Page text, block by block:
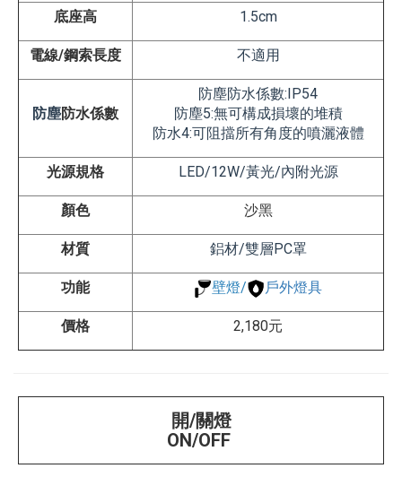
底座高 1.5cm
電線/鋼索長度 不適用
防塵防水係數
防塵防水係數:IP54
防塵5:無可構成損壞的堆積
防水4:可阻擋所有角度的噴灑液體
光源規格 LED/12W/黃光/內附光源
顏色 沙黑
材質 鋁材/雙層PC罩
功能 壁燈/ 戶外燈具
價格 2,180元
開/關燈
ON/OFF